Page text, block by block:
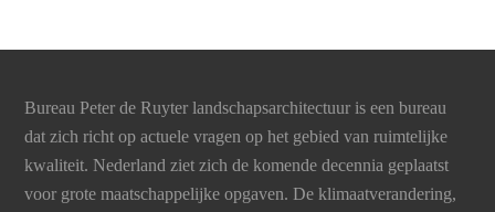
Bureau Peter de Ruyter landschapsarchitectuur is een bureau
dat zich richt op actuele vragen op het gebied van ruimtelijke
kwaliteit. Nederland ziet zich de komende decennia geplaatst
voor grote maatschappelijke opgaven. De klimaatverandering,